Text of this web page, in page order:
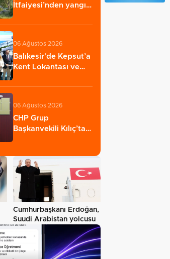
İtfaiyesi’nden yangın
06 Ağustos 2026
Balıkesir'de Kepsut’a
Kent Lokantası ve
06 Ağustos 2026
CHP Grup
Başkanvekili Kılıç’tan
Cumhurbaşkanı Erdoğan,
Suudi Arabistan yolcusu